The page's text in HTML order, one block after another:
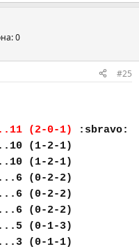
0
#25
(2-0-1)
:sbravo:
(1-2-1)
(1-2-1)
(0-2-2)
(0-2-2)
(0-2-2)
(0-1-3)
(0-1-1)